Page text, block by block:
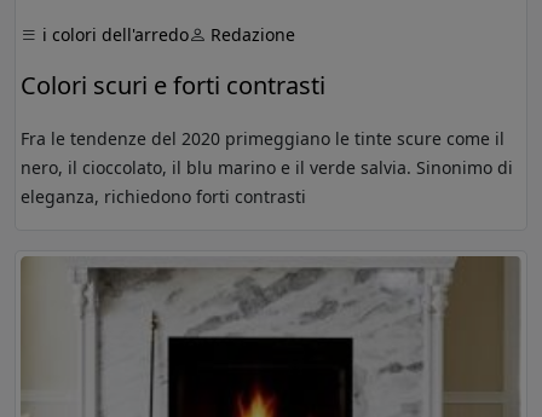
i colori dell'arredo Redazione
Colori scuri e forti contrasti
Fra le tendenze del 2020 primeggiano le tinte scure come il
nero, il cioccolato, il blu marino e il verde salvia. Sinonimo di
eleganza, richiedono forti contrasti